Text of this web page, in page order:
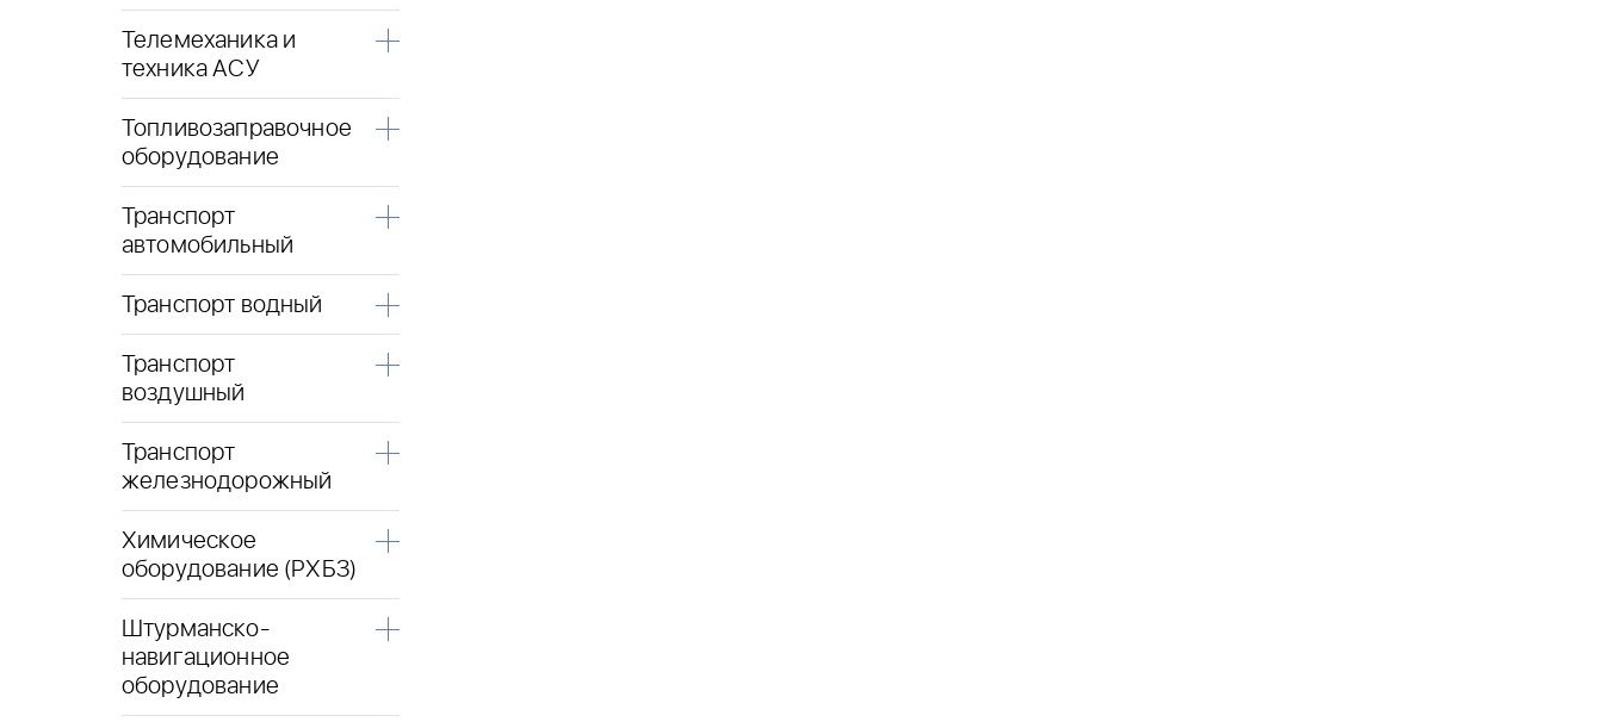
Телемеханика и
техника АСУ
Топливозаправочное
оборудование
Транспорт
автомобильный
Транспорт водный
Транспорт
воздушный
Транспорт
железнодорожный
Химическое
оборудование (РХБЗ)
Штурманско-
навигационное
оборудование